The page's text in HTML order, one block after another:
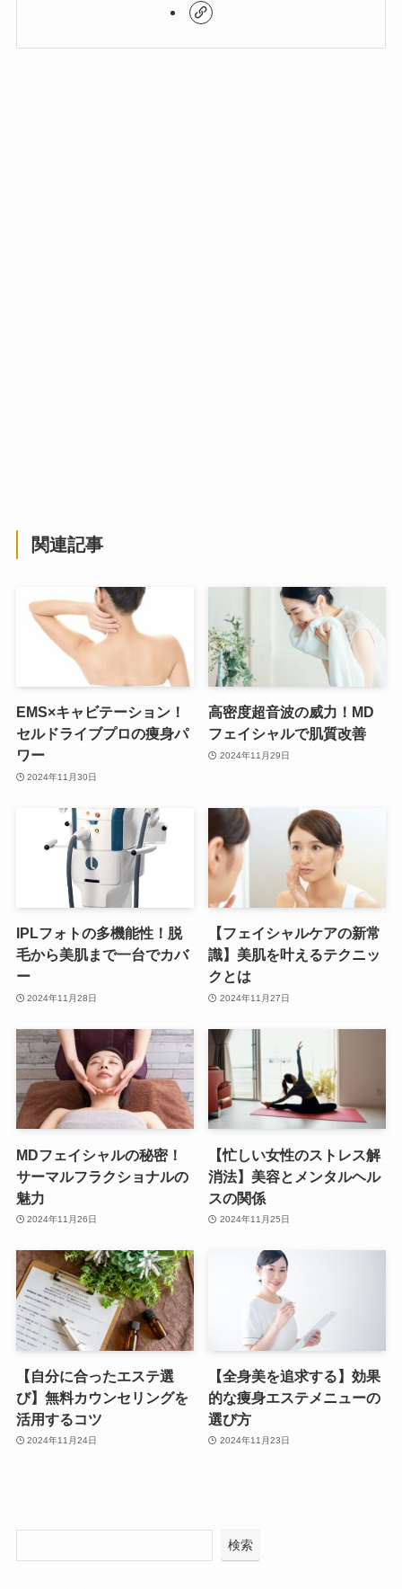
関連記事
EMS×キャビテーション！
セルドライブプロの痩身パ
ワー
2024年11月30日
高密度超音波の威力！MD
フェイシャルで肌質改善
2024年11月29日
IPLフォトの多機能性！脱
毛から美肌まで一台でカバ
ー
2024年11月28日
【フェイシャルケアの新常
識】美肌を叶えるテクニッ
クとは
2024年11月27日
MDフェイシャルの秘密！
サーマルフラクショナルの
魅力
2024年11月26日
【忙しい女性のストレス解
消法】美容とメンタルヘル
スの関係
2024年11月25日
【自分に合ったエステ選
び】無料カウンセリングを
活用するコツ
2024年11月24日
【全身美を追求する】効果
的な痩身エステメニューの
選び方
2024年11月23日
検索